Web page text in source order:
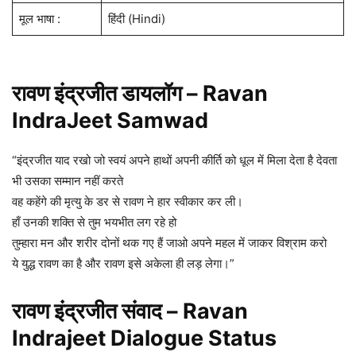
मूल भाषा : हिंदी (Hindi)
रावण इंद्रजीत डायलॉग – Ravan
IndraJeet Samwad
“इंद्रजीत याद रखो जो स्वयं अपने हाथों अपनी कीर्ति को धूल में मिला देता है देवता
भी उसका सम्मान नहीं करते
वह कहेंगे की मृत्यु के डर से रावण ने हार स्वीकार कर ली।
हाँ उनकी शक्ति से तुम भयभीत लग रहे हो
तुम्हारा मन और शरीर दोनों थक गए हैं जाओ अपने महल में जाकर विश्राम करो
ये युद्ध रावण का है और रावण इसे अकेला ही लड़ लेगा।”
रावण इंद्रजीत संवाद – Ravan
Indrajeet Dialogue Status